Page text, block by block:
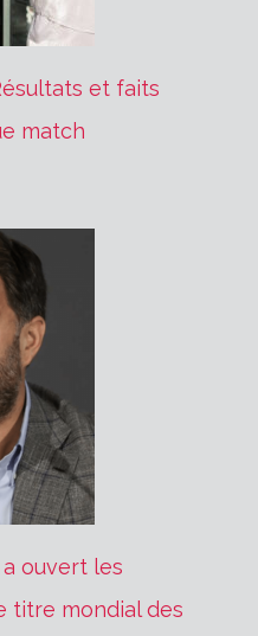
et faits
match
a ouvert les
titre mondial des